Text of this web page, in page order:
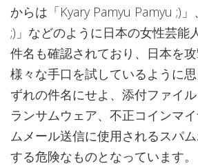
からは「Kyary Pamyu Pamyu ;)
;)」などのように日本の女性芸能
件名も確認されており、日本を
様々な手口を試しているように
ずれの件名にせよ、添付ファイ
ランサムウェア、不正コインマ
ムメール送信に使用されるスパ
する危険なものとなっています